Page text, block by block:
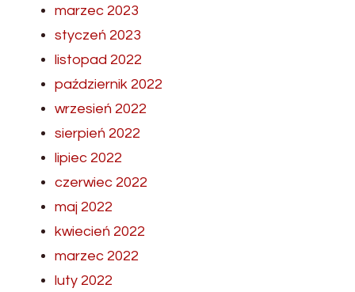
marzec 2023
styczeń 2023
listopad 2022
październik 2022
wrzesień 2022
sierpień 2022
lipiec 2022
czerwiec 2022
maj 2022
kwiecień 2022
marzec 2022
luty 2022